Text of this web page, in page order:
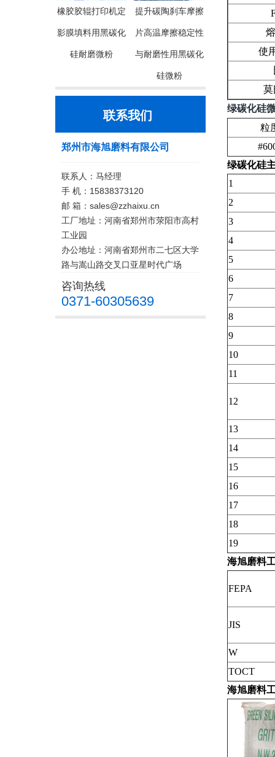
橡胶胶辊打印机定
影膜填料用黑碳化
硅耐磨微粉
提升碳陶刹车摩擦
片高温摩擦稳定性
与耐磨性用黑碳化
硅微粉
联系我们
郑州市海旭磨料有限公司
联系人：马经理
手 机：15838373120
邮 箱：sales@zzhaixu.cn
工厂地址：河南省郑州市荥阳市高村
工业园
办公地址：河南省郑州市二七区大学
路与嵩山路交叉口亚星时代广场
咨询热线
0371-60305639
熔
使用
比
莫氏
绿碳化硅
粒
绿碳化硅
1
2
3
4
5
6
7
8
9
10
11
12
13
14
15
16
17
18
19
海旭磨料
FEPA
JIS
W
TOCT
海旭磨料